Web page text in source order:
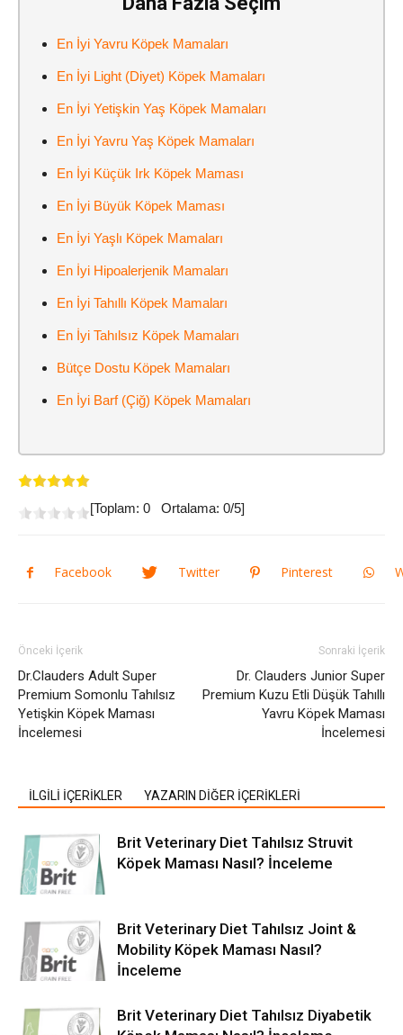
En İyi Yavru Köpek Mamaları
En İyi Light (Diyet) Köpek Mamaları
En İyi Yetişkin Yaş Köpek Mamaları
En İyi Yavru Yaş Köpek Mamaları
En İyi Küçük Irk Köpek Maması
En İyi Büyük Köpek Maması
En İyi Yaşlı Köpek Mamaları
En İyi Hipoalerjenik Mamaları
En İyi Tahıllı Köpek Mamaları
En İyi Tahılsız Köpek Mamaları
Bütçe Dostu Köpek Mamaları
En İyi Barf (Çiğ) Köpek Mamaları
[Toplam: 0 Ortalama: 0/5]
Facebook Twitter Pinterest
Önceki İçerik
Dr.Clauders Adult Super
Premium Somonlu Tahılsız
Yetişkin Köpek Maması
İncelemesi
Sonraki İçerik
Dr. Clauders Junior Super
Premium Kuzu Etli Düşük Tahıllı
Yavru Köpek Maması
İncelemesi
İLGİLİ İÇERİKLER YAZARIN DİĞER İÇERİKLERİ
Brit Veterinary Diet Tahılsız Struvit
Köpek Maması Nasıl? İnceleme
Brit Veterinary Diet Tahılsız Joint &
Mobility Köpek Maması Nasıl?
İnceleme
Brit Veterinary Diet Tahılsız Diyabetik